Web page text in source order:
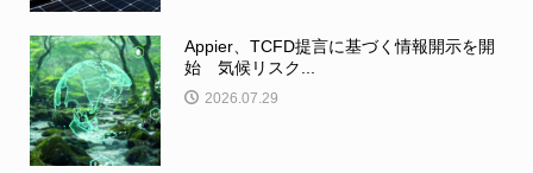
Appier、TCFD提言に基づく情報開示を開
始 気候リスク...
2026.07.29